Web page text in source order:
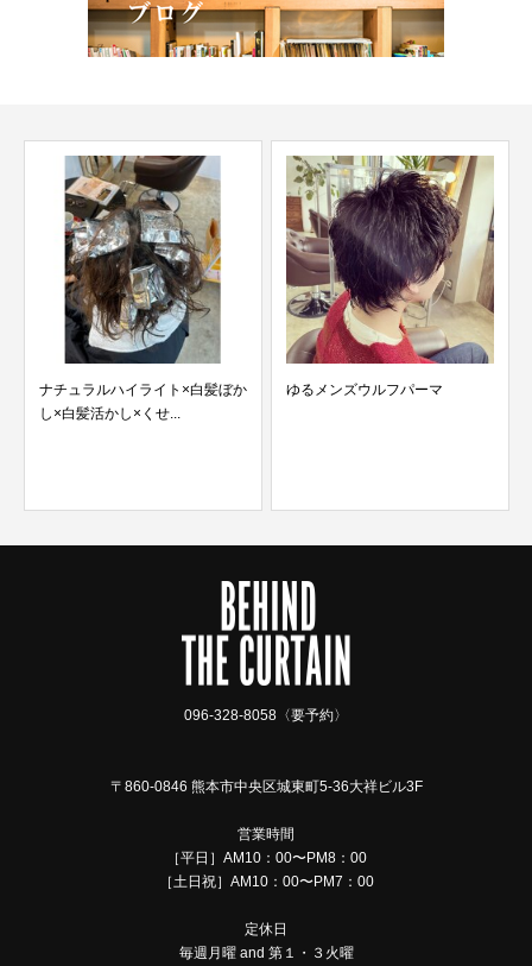
ナチュラルハイライト×白髪ぼか
し×白髪活かし×くせ...
ゆるメンズウルフパーマ
096-328-8058〈要予約〉
〒860-0846 熊本市中央区城東町5-36大祥ビル3F
営業時間
［平日］AM10：00〜PM8：00
［土日祝］AM10：00〜PM7：00
定休日
毎週月曜 and 第１・３火曜